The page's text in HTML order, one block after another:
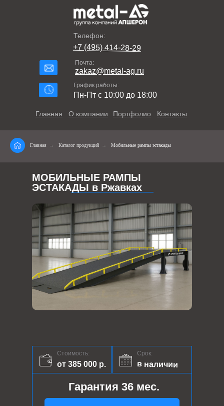
Телефон:
+7 (495) 414-28-29
Почта:
zakaz@metal-ag.ru
График работы:
Пн-Пт с 10:00 до 18:00
Контакты
Портфолио
О компании
Главная
Главная → Каталог продукций → Мобильные рампы эстакады
МОБИЛЬНЫЕ РАМПЫ
ЭСТАКАДЫ в Ржавках
Срок:
в наличии
Стоимость:
от 385 000 р.
Гарантия 36 мес.